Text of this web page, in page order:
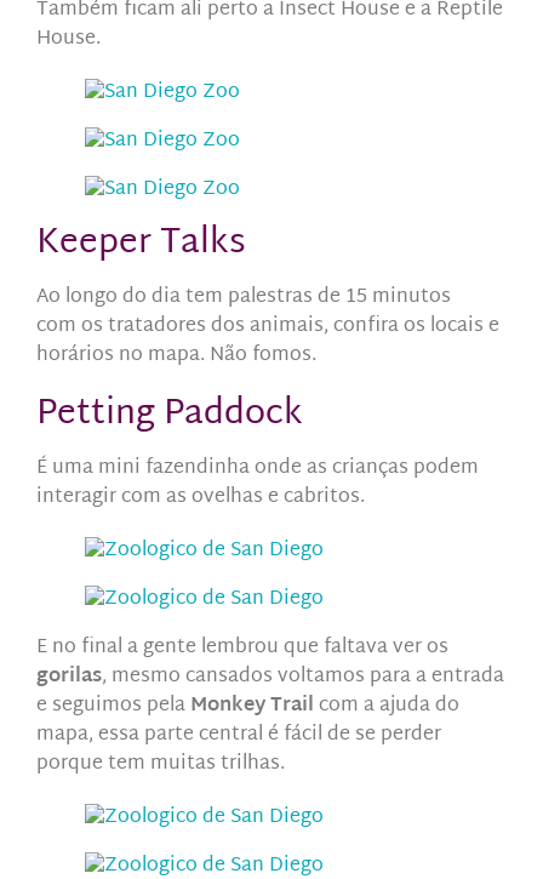
Também ficam ali perto a Insect House e a Reptile
House.
Keeper Talks
Ao longo do dia tem palestras de 15 minutos
com os tratadores dos animais, confira os locais e
horários no mapa. Não fomos.
Petting Paddock
É uma mini fazendinha onde as crianças podem
interagir com as ovelhas e cabritos.
E no final a gente lembrou que faltava ver os
gorilas, mesmo cansados voltamos para a entrada
e seguimos pelaMonkey Trailcom a ajuda do
mapa, essa parte central é fácil de se perder
porque tem muitas trilhas.